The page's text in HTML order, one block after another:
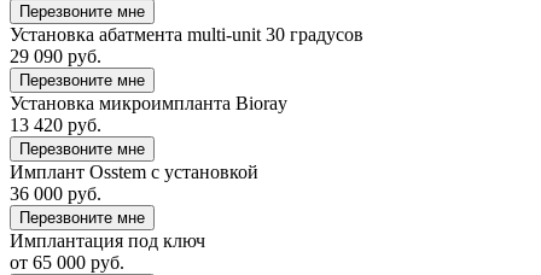
Перезвоните мне
Установка абатмента multi-unit 30 градусов
29 090 руб.
Перезвоните мне
Установка микроимпланта Bioray
13 420 руб.
Перезвоните мне
Имплант Osstem с установкой
36 000 руб.
Перезвоните мне
Имплантация под ключ
от 65 000 руб.